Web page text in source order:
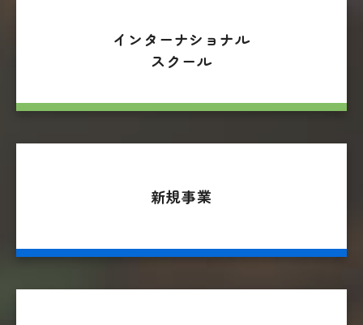
インターナショナル
スクール
新規事業